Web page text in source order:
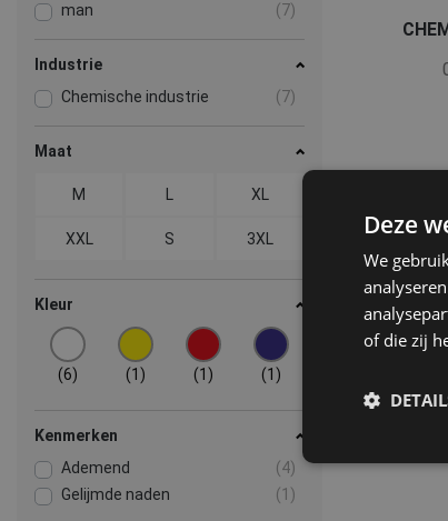
man
(7)
Industrie
Chemische industrie
(7)
Maat
M L XL
XXL S 3XL
Kleur
(6) (1) (1) (1)
Kenmerken
Ademend
(4)
Gelijmde naden
(1)
Deze
We
of die zij